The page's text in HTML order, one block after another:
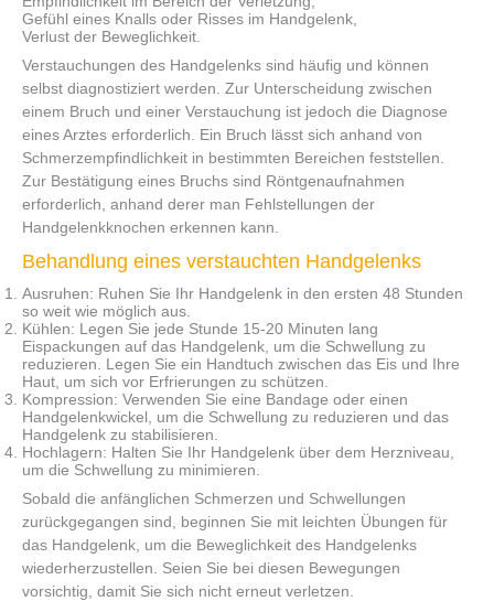
Gefühl eines Knalls oder Risses im Handgelenk,
Verlust der Beweglichkeit.
Verstauchungen des Handgelenks sind häufig und können
selbst diagnostiziert werden. Zur Unterscheidung zwischen
einem Bruch und einer Verstauchung ist jedoch die Diagnose
eines Arztes erforderlich. Ein Bruch lässt sich anhand von
Schmerzempfindlichkeit in bestimmten Bereichen feststellen.
Zur Bestätigung eines Bruchs sind Röntgenaufnahmen
erforderlich, anhand derer man Fehlstellungen der
Handgelenkknochen erkennen kann.
Behandlung eines verstauchten Handgelenks
Ausruhen: Ruhen Sie Ihr Handgelenk in den ersten 48 Stunden
so weit wie möglich aus.
Kühlen: Legen Sie jede Stunde 15-20 Minuten lang
Eispackungen auf das Handgelenk, um die Schwellung zu
reduzieren. Legen Sie ein Handtuch zwischen das Eis und Ihre
Haut, um sich vor Erfrierungen zu schützen.
Kompression: Verwenden Sie eine Bandage oder einen
Handgelenkwickel, um die Schwellung zu reduzieren und das
Handgelenk zu stabilisieren.
Hochlagern: Halten Sie Ihr Handgelenk über dem Herzniveau,
um die Schwellung zu minimieren.
Sobald die anfänglichen Schmerzen und Schwellungen
zurückgegangen sind, beginnen Sie mit leichten Übungen für
das Handgelenk, um die Beweglichkeit des Handgelenks
wiederherzustellen. Seien Sie bei diesen Bewegungen
vorsichtig, damit Sie sich nicht erneut verletzen.